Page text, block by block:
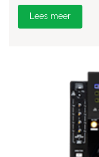
Lees meer